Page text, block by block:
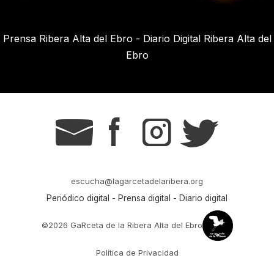
Prensa Ribera Alta del Ebro - Diario Digital Ribera Alta del
Ebro
g s t r
escucha@lagarcetadelaribera.org
Periódico digital - Prensa digital - Diario digital
©2026 GaRceta de la Ribera Alta del Ebro
Política de Privacidad